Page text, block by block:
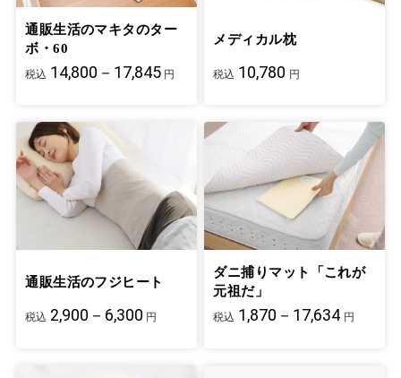
通販生活のマキタのター
ボ・60
税込 14,800－17,845 円
メディカル枕
税込 10,780 円
通販生活のフジヒート
税込 2,900－6,300 円
ダニ捕りマット「これが
元祖だ」
税込 1,870－17,634 円